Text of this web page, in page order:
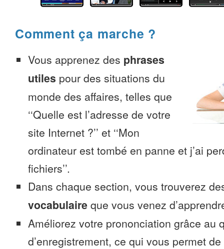
Comment ça marche ?
Vous apprenez des phrases
utiles pour des situations du
monde des affaires, telles que
‘‘Quelle est l’adresse de votre
site Internet ?’’ et ‘‘Mon
ordinateur est tombé en panne et j’ai
fichiers’’.
Dans chaque section, vous trouverez
vocabulaire que vous venez
Améliorez votre prononciation grâce au
d’enregistrement, ce qui vous permet de